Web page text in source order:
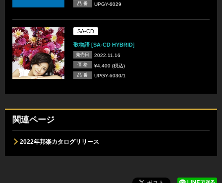
品 番 UPGY-6029
SA-CD
歌物語 [SA-CD HYBRID]
発売日 2022.11.16
価 格 ¥4,400 (税込)
品 番 UPGY-6030/1
関連ページ
2022年邦楽カタログリリース